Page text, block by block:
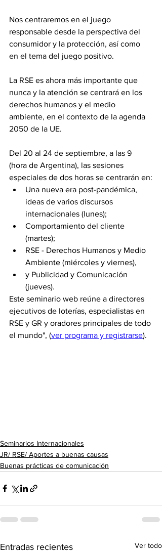
Nos centraremos en el juego
responsable desde la perspectiva del
consumidor y la protección, así como
en el tema del juego positivo.
La RSE es ahora más importante que
nunca y la atención se centrará en los
derechos humanos y el medio
ambiente, en el contexto de la agenda
2050 de la UE.
Del 20 al 24 de septiembre, a las 9
(hora de Argentina), las sesiones
especiales de dos horas se centrarán en:
Una nueva era post-pandémica,
ideas de varios discursos
internacionales (lunes);
Comportamiento del cliente
(martes);
RSE - Derechos Humanos y Medio
Ambiente (miércoles y viernes),
y Publicidad y Comunicación
(jueves).
Este seminario web reúne a directores
ejecutivos de loterías, especialistas en
RSE y GR y oradores principales de todo
el mundo", (ver programa y registrarse).
Seminarios Internacionales
JR/ RSE/ Aportes a buenas causas
Buenas prácticas de comunicación
Entradas recientes Ver todo